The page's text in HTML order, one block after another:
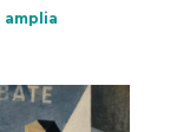
amplia